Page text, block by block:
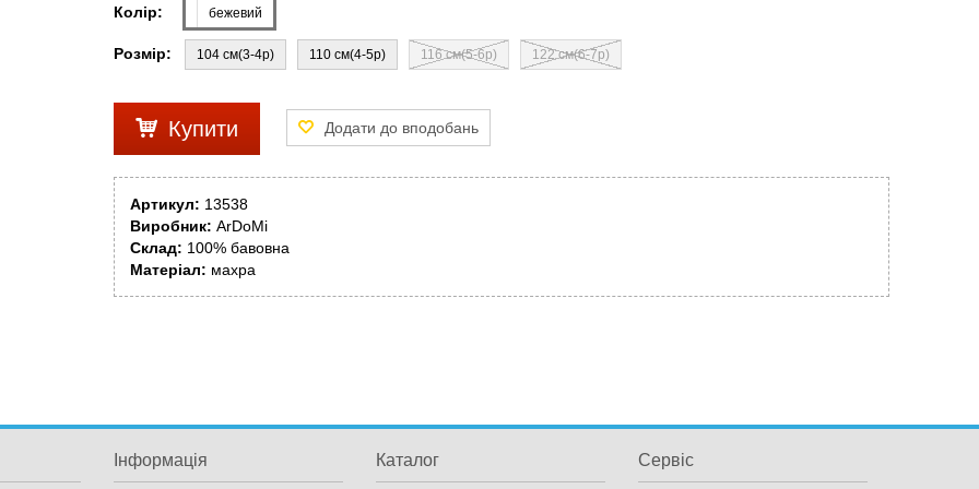
Колір: бежевий
Розмір: 104 см(3-4р) 110 см(4-5р) 116 см(5-6р) 122 см(6-7р)
Купити
Артикул: 13538
Виробник: ArDoMi
Склад: 100% бавовна
Матеріал: махра
Інформація Каталог Сервіс